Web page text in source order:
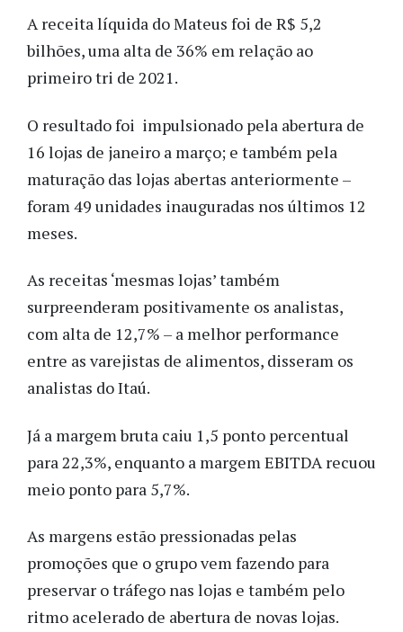
A receita líquida do Mateus foi de R$ 5,2
bilhões, uma alta de 36% em relação ao
primeiro tri de 2021.
O resultado foi impulsionado pela abertura de
16 lojas de janeiro a março; e também pela
maturação das lojas abertas anteriormente –
foram 49 unidades inauguradas nos últimos 12
meses.
As receitas ‘mesmas lojas’ também
surpreenderam positivamente os analistas,
com alta de 12,7% – a melhor performance
entre as varejistas de alimentos, disseram os
analistas do Itaú.
Já a margem bruta caiu 1,5 ponto percentual
para 22,3%, enquanto a margem EBITDA recuou
meio ponto para 5,7%.
As margens estão pressionadas pelas
promoções que o grupo vem fazendo para
preservar o tráfego nas lojas e também pelo
ritmo acelerado de abertura de novas lojas.